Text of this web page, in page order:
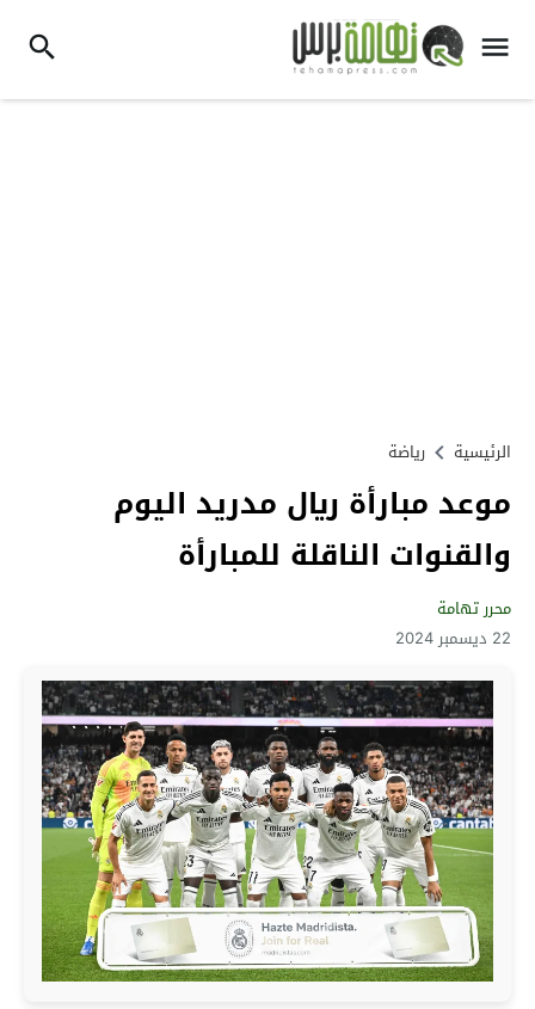
الرئيسية رياضة
موعد مبارأة ريال مدريد اليوم
والقنوات الناقلة للمبارأة
محرر تهامة
22 ديسمبر 2024